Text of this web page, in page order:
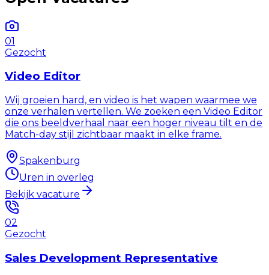
01
Gezocht
Video Editor
Wij groeien hard, en video is het wapen waarmee we
onze verhalen vertellen. We zoeken een Video Editor
die ons beeldverhaal naar een hoger niveau tilt en de
Match-day stijl zichtbaar maakt in elke frame.
Spakenburg
Uren in overleg
Bekijk vacature
02
Gezocht
Sales Development Representative